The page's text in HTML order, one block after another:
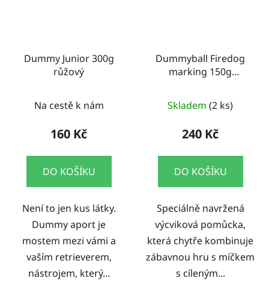
Dummy Junior 300g
růžový
Na cestě k nám
160 Kč
DO KOŠÍKU
Není to jen kus látky.
Dummy aport je
mostem mezi vámi a
vaším retrieverem,
nástrojem, který...
Dummyball Firedog
marking 150g
Skladem (2 ks)
240 Kč
DO KOŠÍKU
Speciálně navržená
výcviková pomůcka,
která chytře kombinuje
zábavnou hru s míčkem
s cíleným...